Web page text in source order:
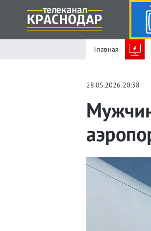
Главная
28.05.2026 20:38